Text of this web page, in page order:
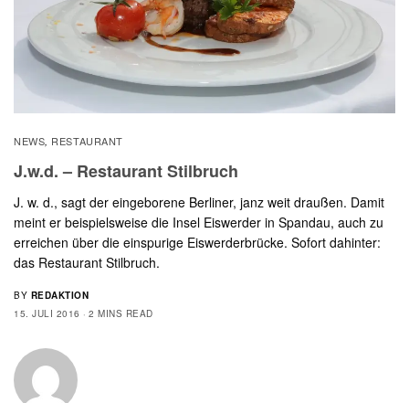
NEWS, RESTAURANT
J.w.d. – Restaurant Stilbruch
J. w. d., sagt der eingeborene Berliner, janz weit draußen. Damit
meint er beispielsweise die Insel Eiswerder in Spandau, auch zu
erreichen über die einspurige Eiswerderbrücke. Sofort dahinter:
das Restaurant Stilbruch.
BY REDAKTION
15. JULI 2016
2 MINS READ